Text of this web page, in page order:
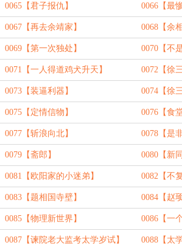
更）
0065【君子报仇】 0066【最
0067【再去余靖家】 0068【余
求订阅）
0069【第一次独处】 0070【不
明】
0071【一人得道鸡犬升天】 0072【徐
座】
0073【装逼利器】 0074【徐
0075【定情信物】 0076【食
0077【斩浪向北】 0078【是
0079【斋郎】 0080【新
0081【欧阳家的小迷弟】 0082【不
0083【题相国寺壁】 0084【赵
0085【物理新世界】 0086【一
0087【谏院老大监考太学岁试】 0088【太